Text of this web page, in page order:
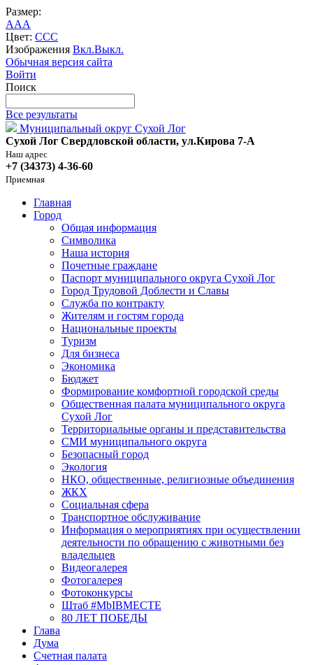
Размер:
AAA
Цвет: CCC
Изображения Вкл.Выкл.
Обычная версия сайта
Войти
Поиск
Все результаты
Муниципальный округ Сухой Лог
Сухой Лог Свердловской области, ул.Кирова 7-А
Наш адрес
+7 (34373) 4-36-60
Приемная
Главная
Город
Общая информация
Символика
Наша история
Почетные граждане
Паспорт муниципального округа Сухой Лог
Город Трудовой Доблести и Славы
Служба по контракту
Жителям и гостям города
Национальные проекты
Туризм
Для бизнеса
Экономика
Бюджет
Формирование комфортной городской среды
Общественная палата муниципального округа
Сухой Лог
Территориальные органы и представительства
СМИ муниципального округа
Безопасный город
Экология
НКО, общественные, религиозные объединения
ЖКХ
Социальная сфера
Транспортное обслуживание
Информация о мероприятиях при осуществлении
деятельности по обращению с животными без
владельцев
Видеогалерея
Фотогалерея
Фотоконкурсы
Штаб #MbIBMECTE
80 ЛЕТ ПОБЕДЫ
Глава
Дума
Счетная палата